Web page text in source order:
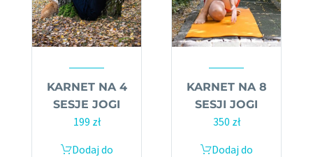
KARNET NA 4
SESJE JOGI
199 zł
Dodaj do
KARNET NA 8
SESJI JOGI
350 zł
Dodaj do